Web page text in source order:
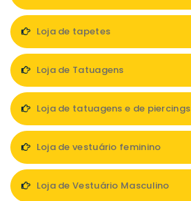
Loja de tapetes
Loja de Tatuagens
Loja de tatuagens e de piercings
Loja de vestuário feminino
Loja de Vestuário Masculino